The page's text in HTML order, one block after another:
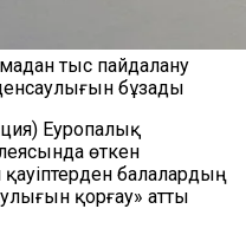
тыс пайдалану
бұзады
Еуропалық
өткен
балалардың
қорғау» атты